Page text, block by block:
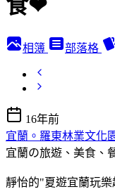
食❤
相簿 部落格
16年前
宜蘭。羅東林業文化
宜蘭の旅遊、美食、
靜怡的"夏遊宜蘭玩樂